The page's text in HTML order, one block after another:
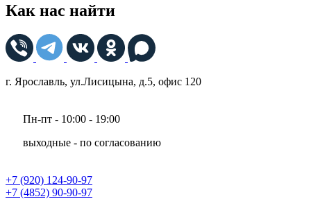
Как нас найти
г. Ярославль, ул.Лисицына, д.5, офис 120
Пн-пт - 10:00 - 19:00
выходные - по согласованию
+7 (920) 124-90-97
+7 (4852) 90-90-97